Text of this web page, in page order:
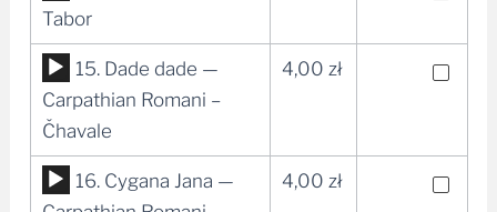
plików
dźwiękowych
Tabor
Odtwarzacz
plików
dźwiękowych
15. Dade dade —
Carpathian Romani –
Čhavale
4,00 zł
Odtwarzacz
16. Cygana Jana —
4,00 zł